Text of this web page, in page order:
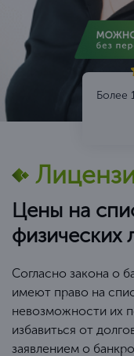
Более
Цены на
физических
Согласно закона о
имеют право на
невозможности их
избавиться от
заявлением о